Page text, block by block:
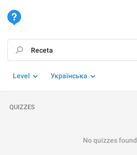
Level Українська
QUIZZES
No quizzes found